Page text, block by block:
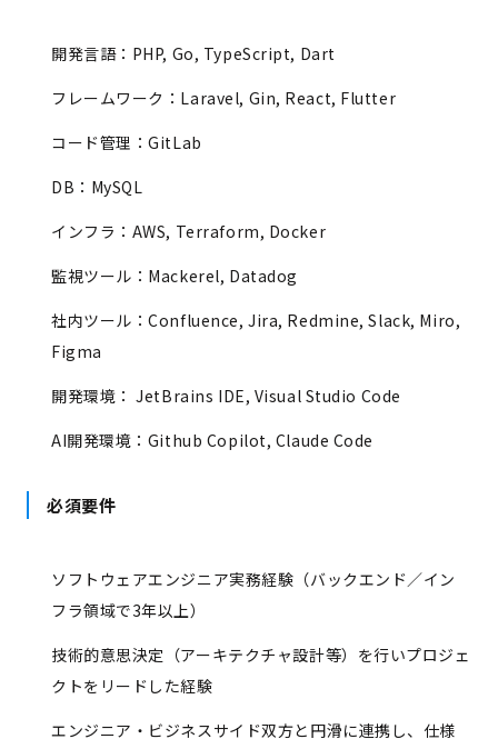
開発言語：PHP, Go, TypeScript, Dart
フレームワーク：Laravel, Gin, React, Flutter
コード管理：GitLab
DB：MySQL
インフラ：AWS, Terraform, Docker
監視ツール：Mackerel, Datadog
社内ツール：Confluence, Jira, Redmine, Slack, Miro,
Figma
開発環境： JetBrains IDE, Visual Studio Code
AI開発環境：Github Copilot, Claude Code
必須要件
ソフトウェアエンジニア実務経験（バックエンド／イン
フラ領域で3年以上）
技術的意思決定（アーキテクチャ設計等）を行いプロジェ
クトをリードした経験
エンジニア・ビジネスサイド双方と円滑に連携し、仕様